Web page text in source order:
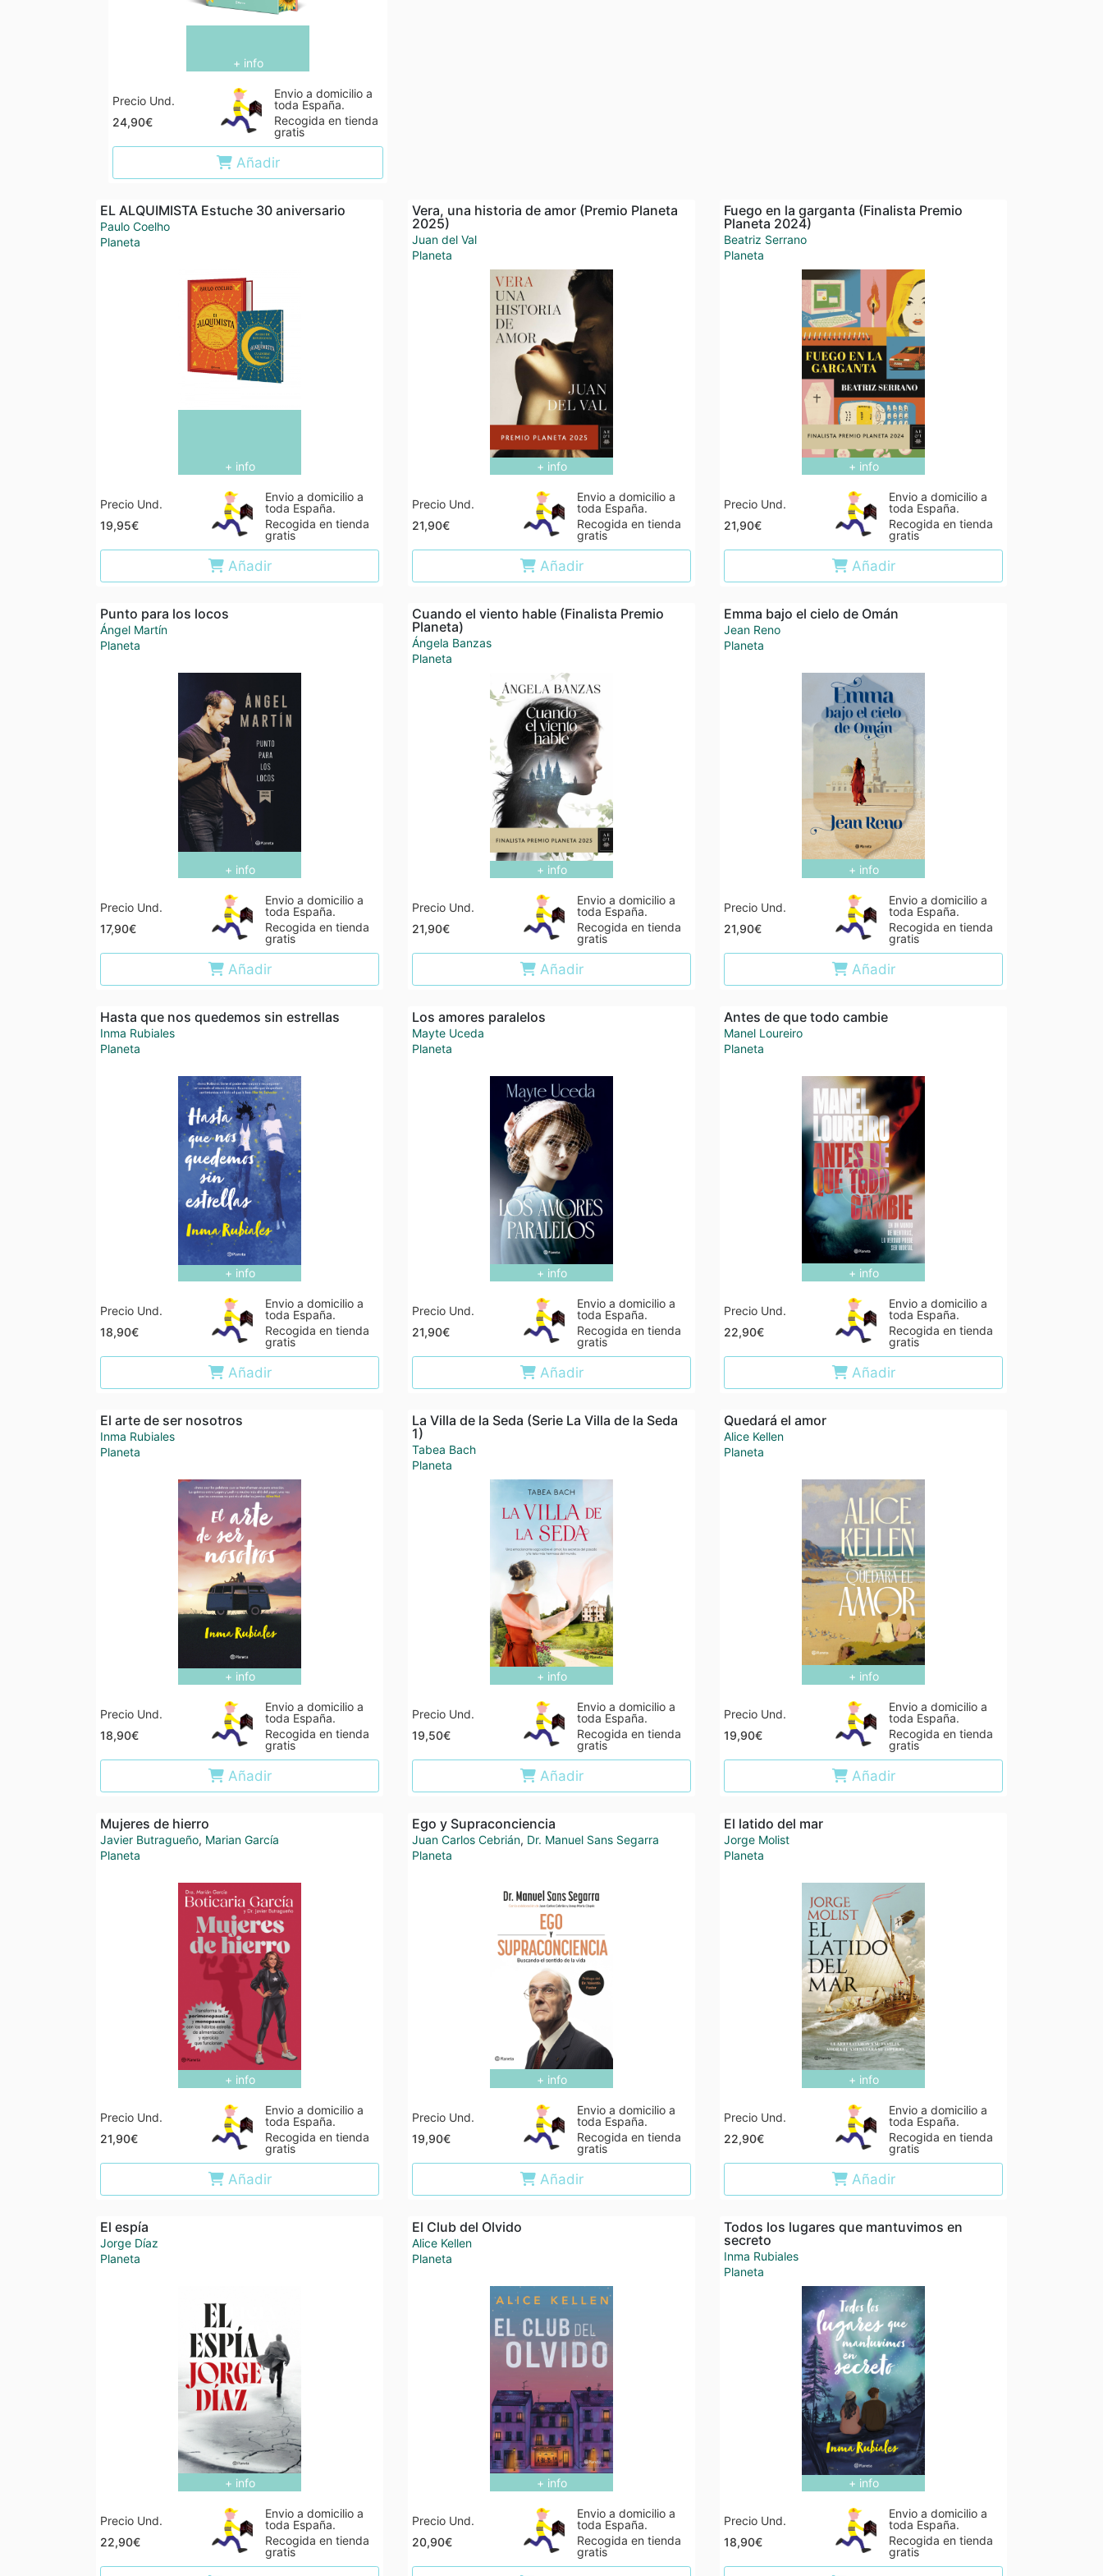
+ info
Precio Und.
24,90€
Envio a domicilio a
toda España.
Recogida en tienda
gratis
Añadir
EL ALQUIMISTA Estuche 30 aniversario
Paulo Coelho
Planeta
+ info
Precio Und.
19,95€
Envio a domicilio a
toda España.
Recogida en tienda
gratis
Añadir
Vera, una historia de amor (Premio Planeta
2025)
Juan del Val
Planeta
+ info
Precio Und.
21,90€
Envio a domicilio a
toda España.
Recogida en tienda
gratis
Añadir
Fuego en la garganta (Finalista Premio
Planeta 2024)
Beatriz Serrano
Planeta
+ info
Precio Und.
21,90€
Envio a domicilio a
toda España.
Recogida en tienda
gratis
Añadir
Punto para los locos
Ángel Martín
Planeta
+ info
Precio Und.
17,90€
Envio a domicilio a
toda España.
Recogida en tienda
gratis
Añadir
Cuando el viento hable (Finalista Premio
Planeta)
Ángela Banzas
Planeta
+ info
Precio Und.
21,90€
Envio a domicilio a
toda España.
Recogida en tienda
gratis
Añadir
Emma bajo el cielo de Omán
Jean Reno
Planeta
+ info
Precio Und.
21,90€
Envio a domicilio a
toda España.
Recogida en tienda
gratis
Añadir
Hasta que nos quedemos sin estrellas
Inma Rubiales
Planeta
+ info
Precio Und.
18,90€
Envio a domicilio a
toda España.
Recogida en tienda
gratis
Añadir
Los amores paralelos
Mayte Uceda
Planeta
+ info
Precio Und.
21,90€
Envio a domicilio a
toda España.
Recogida en tienda
gratis
Añadir
Antes de que todo cambie
Manel Loureiro
Planeta
+ info
Precio Und.
22,90€
Envio a domicilio a
toda España.
Recogida en tienda
gratis
Añadir
El arte de ser nosotros
Inma Rubiales
Planeta
+ info
Precio Und.
18,90€
Envio a domicilio a
toda España.
Recogida en tienda
gratis
Añadir
La Villa de la Seda (Serie La Villa de la Seda
1)
Tabea Bach
Planeta
+ info
Precio Und.
19,50€
Envio a domicilio a
toda España.
Recogida en tienda
gratis
Añadir
Quedará el amor
Alice Kellen
Planeta
+ info
Precio Und.
19,90€
Envio a domicilio a
toda España.
Recogida en tienda
gratis
Añadir
Mujeres de hierro
Javier Butragueño, Marian García
Planeta
+ info
Precio Und.
21,90€
Envio a domicilio a
toda España.
Recogida en tienda
gratis
Añadir
Ego y Supraconciencia
Juan Carlos Cebrián, Dr. Manuel Sans Segarra
Planeta
+ info
Precio Und.
19,90€
Envio a domicilio a
toda España.
Recogida en tienda
gratis
Añadir
El latido del mar
Jorge Molist
Planeta
+ info
Precio Und.
22,90€
Envio a domicilio a
toda España.
Recogida en tienda
gratis
Añadir
El espía
Jorge Díaz
Planeta
+ info
Precio Und.
22,90€
Envio a domicilio a
toda España.
Recogida en tienda
gratis
El Club del Olvido
Alice Kellen
Planeta
+ info
Precio Und.
20,90€
Envio a domicilio a
toda España.
Recogida en tienda
gratis
Todos los lugares que mantuvimos en
secreto
Inma Rubiales
Planeta
+ info
Precio Und.
18,90€
Envio a domicilio a
toda España.
Recogida en tienda
gratis